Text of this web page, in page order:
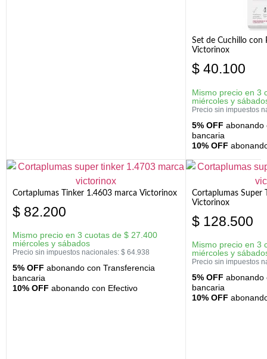
Set de Cuchillo con
Victorinox
$ 40.100
Mismo precio en 3
miércoles y
Precio sin impuestos
5% OFF abonando
bancaria
10% OFF
Cortaplumas Tinker 1.4603 marca Victorinox
$ 82.200
Mismo precio en 3 cuotas de $ 27.400
miércoles y sábados
Precio sin impuestos nacionales: $ 64.938
5% OFF abonando con Transferencia
bancaria
10% OFF abonando con Efectivo
Cortaplumas Super
Victorinox
$ 128.500
Mismo precio en 3
miércoles y
Precio sin impuestos
5% OFF abonando
bancaria
10% OFF